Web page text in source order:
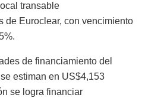
transable
de Euroclear, con vencimiento
de financiamiento del
estiman en US$4,153
se logra financiar